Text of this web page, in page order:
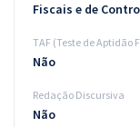
Fiscais e de
TAF (Teste de Aptidão
Não
Redação Discursiva
Não